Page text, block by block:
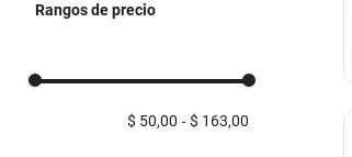
Sopas
Rangos de precio
$ 50,00 $ 163,00